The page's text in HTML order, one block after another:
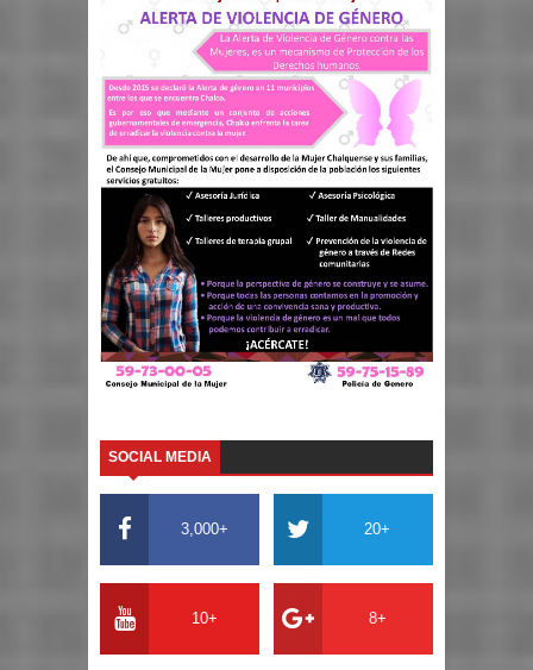
SOCIAL MEDIA
3,000+ 20+
10+ 8+